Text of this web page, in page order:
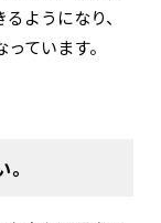
ようになり、
ています。